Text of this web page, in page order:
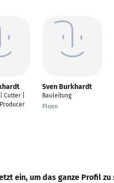
Cutter |
Sven Burkhardt
Bauleitung
Ploen
ein, um das ganze Profil zu